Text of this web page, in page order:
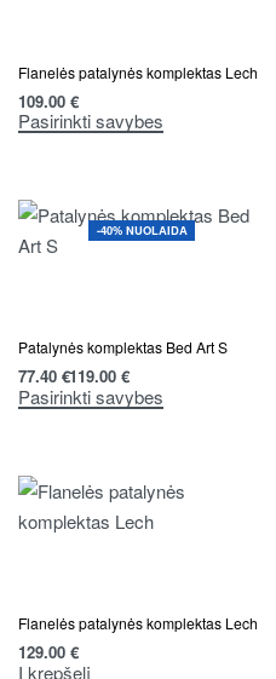
Flanelės patalynės komplektas Lech
109.00 €
Pasirinkti savybes
-40% NUOLAIDA
Patalynės komplektas Bed Art S
77.40 €119.00€
Pasirinkti savybes
Flanelės patalynės komplektas Lech
129.00 €
Į krepšelį